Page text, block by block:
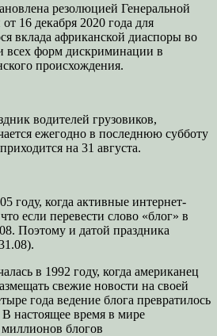
резолюцией Генеральной
16 декабря 2020 года для
вклада африканской диаспоры во
всех форм дискриминации в
происхождения.
водителей грузовиков,
ежегодно в последнюю субботу
на 31 августа.
году, когда активные интернет-
если перевести слово «блог» в
Поэтому и датой праздника
в 1992 году, когда американец
свежие новости на своей
года ведение блога превратилось
настоящее время в мире
блогов